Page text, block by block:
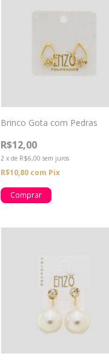
Brinco Gota com Pedras
R$12,00
2 xde R$6,00 sem juros
R$10,80 com Pix